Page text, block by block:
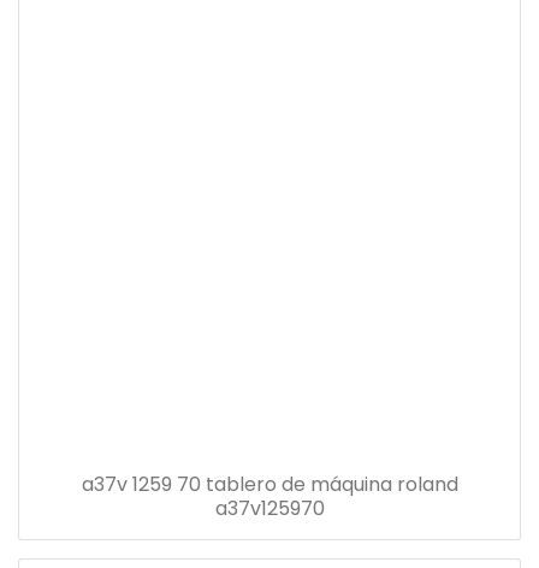
a37v 1259 70 tablero de máquina roland
a37v125970